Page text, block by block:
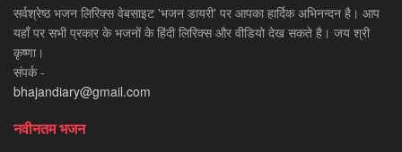
सर्वश्रेष्ठ भजन लिरिक्स वेबसाइट 'भजन डायरी' पर आपका हार्दिक अभिनन्दन है। आप
यहाँ पर सभी प्रकार के भजनों के हिंदी लिरिक्स और वीडियो देख सकते है। जय श्री
कृष्णा।
संपर्क -
bhajandiary@gmail.com
नवीनतम भजन